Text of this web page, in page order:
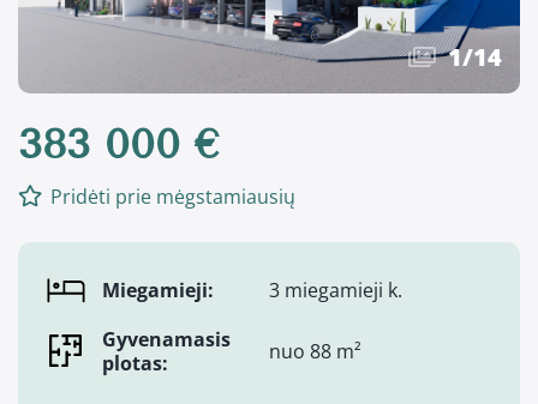
1/14
383 000 €
Pridėti prie mėgstamiausių
Miegamieji:
3 miegamieji k.
Gyvenamasis
plotas:
nuo 88 m²